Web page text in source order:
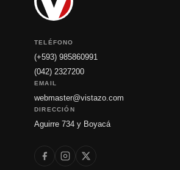
TELÉFONO
(+593) 985860991
(042) 2327200
EMAIL
webmaster@vistazo.com
DIRECCIÓN
Aguirre 734 y Boyacá